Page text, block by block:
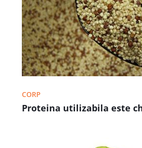
CORP
Proteina utilizabila este